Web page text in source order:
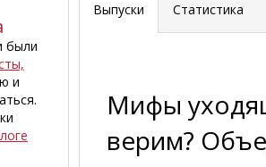
были
и
Выпуски Статистика
Мифы
верим?